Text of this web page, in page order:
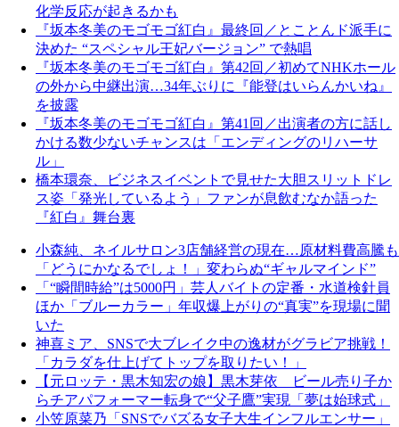
化学反応が起きるかも
『坂本冬美のモゴモゴ紅白』最終回／とことんド派手に
決めた “スペシャル王妃バージョン” で熱唱
『坂本冬美のモゴモゴ紅白』第42回／初めてNHKホール
の外から中継出演…34年ぶりに『能登はいらんかいね』
を披露
『坂本冬美のモゴモゴ紅白』第41回／出演者の方に話し
かける数少ないチャンスは「エンディングのリハーサ
ル」
橋本環奈、ビジネスイベントで見せた大胆スリットドレ
ス姿「発光しているよう」ファンが息飲むなか語った
『紅白』舞台裏
小森純、ネイルサロン3店舗経営の現在…原材料費高騰も
「どうにかなるでしょ！」変わらぬ“ギャルマインド”
「“瞬間時給”は5000円」芸人バイトの定番・水道検針員
ほか「ブルーカラー」年収爆上がりの“真実”を現場に聞
いた
神喜ミア、SNSで大ブレイク中の逸材がグラビア挑戦！
「カラダを仕上げてトップを取りたい！」
【元ロッテ・黒木知宏の娘】黒木芽依 ビール売り子か
らチアパフォーマー転身で“父子鷹”実現「夢は始球式」
小笠原菜乃「SNSでバズる女子大生インフルエンサー」